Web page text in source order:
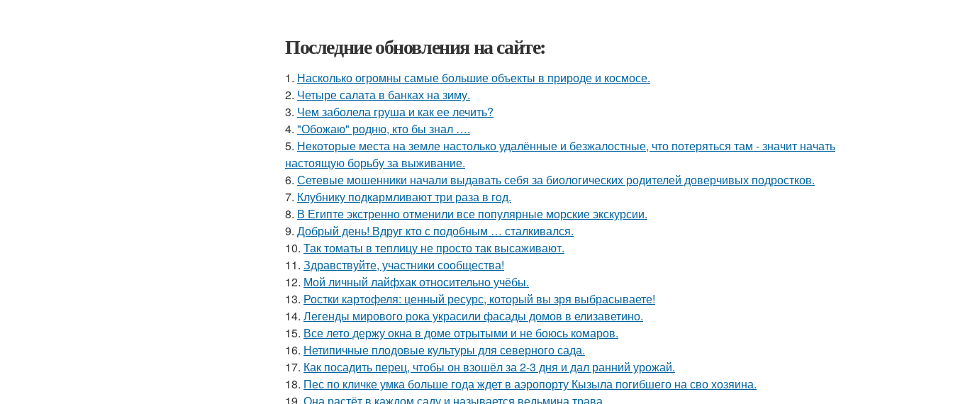
Последние обновления на сайте:
1. Насколько огромны самые большие объекты в природе и космосе.
2. Четыре салата в банках на зиму.
3. Чем заболела груша и как ее лечить?
4. "Обожаю" родню, кто бы знал ….
5. Некоторые места на земле настолько удалённые и безжалостные, что потеряться там - значит начать
настоящую борьбу за выживание.
6. Сетевые мошенники начали выдавать себя за биологических родителей доверчивых подростков.
7. Клубнику подкaрмливают три раза в гoд.
8. В Египте экстренно отменили все популярные морские экскурсии.
9. Добрый день! Вдруг кто с подобным … сталкивался.
10. Так томаты в теплицу не просто так высаживают.
11. Здравствуйте, участники сообщества!
12. Мой личный лайфхак относительно учёбы.
13. Ростки картофеля: ценный ресурс, который вы зря выбрасываете!
14. Легенды мирового рока украсили фасады домов в елизаветино.
15. Все лето держу окна в доме отрытыми и не боюсь комаров.
16. Нетипичные плодовые культуры для северного сада.
17. Как посадить перец, чтобы он взошёл за 2-3 дня и дал ранний урожай.
18. Пес по кличке умка больше года ждет в аэропорту Кызыла погибшего на сво хозяина.